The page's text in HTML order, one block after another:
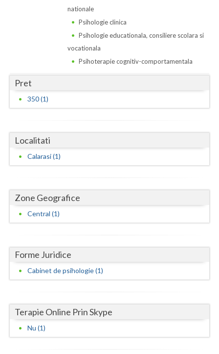
Gorj
Ialomita
Maramures
Mehedinti
Neamt
Olt
Salaj
Satu-Mare
nationale
Psihologie clinica
Psihologie educationala, consiliere scolara si
vocationala
Psihoterapie cognitiv-comportamentala
Pret
350 (1)
Localitati
Calarasi (1)
Zone Geografice
Central (1)
Forme Juridice
Cabinet de psihologie (1)
Terapie Online Prin Skype
Nu (1)